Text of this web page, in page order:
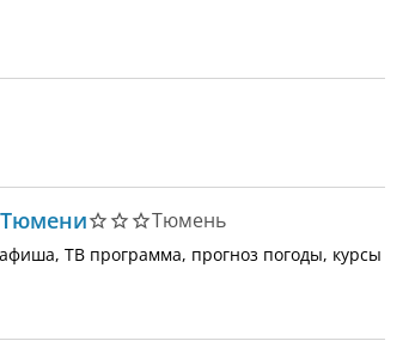
Тюмени Тюмень
ТВ программа, прогноз погоды, курсы